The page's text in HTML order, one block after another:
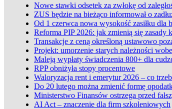
Nowe stawki odsetek za zwłokę od
ZUS będzie na bieżąco informował o
Od 1 czerwca nowa wysokość zasiłku dla
Reforma PIP 2026: jak zmienią się
Transakcje z ceną określoną ustawowo
Projekt: umorzenie starych należności
Maleją wypłaty świadczenia 800+ dla
RPP obniżyła stopy procentowe
Waloryzacja rent i emerytur 2026 – co
Do 20 lutego można zmienić formę
Ministerstwo Finansów ostrzega przed
AI Act – znaczenie dla firm szkoleniowych